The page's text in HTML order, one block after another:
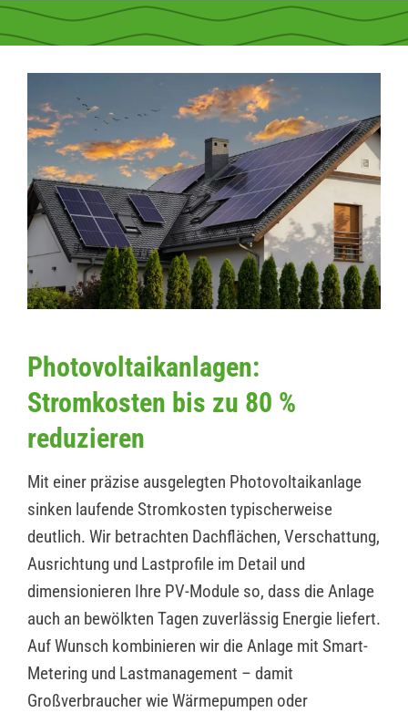
Photovoltaikanlagen:
Stromkosten bis zu 80 %
reduzieren
Mit einer präzise ausgelegten Photovoltaikanlage
sinken laufende Stromkosten typischerweise
deutlich. Wir betrachten Dachflächen, Verschattung,
Ausrichtung und Lastprofile im Detail und
dimensionieren Ihre PV-Module so, dass die Anlage
auch an bewölkten Tagen zuverlässig Energie liefert.
Auf Wunsch kombinieren wir die Anlage mit Smart-
Metering und Lastmanagement – damit
Großverbraucher wie Wärmepumpen oder